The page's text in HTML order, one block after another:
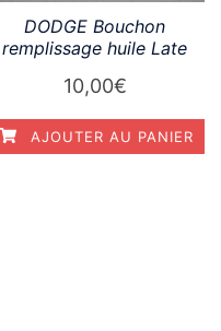
DODGE Bouchon
remplissage huile Late
10,00€
AJOUTER AU PANIER